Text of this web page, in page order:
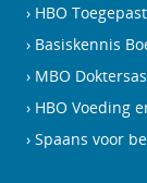
HBO
Basiskennis
MBO
HBO Voeding
Spaans voor